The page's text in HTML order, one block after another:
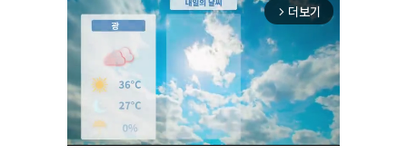
arrow_forward_ios 더보기